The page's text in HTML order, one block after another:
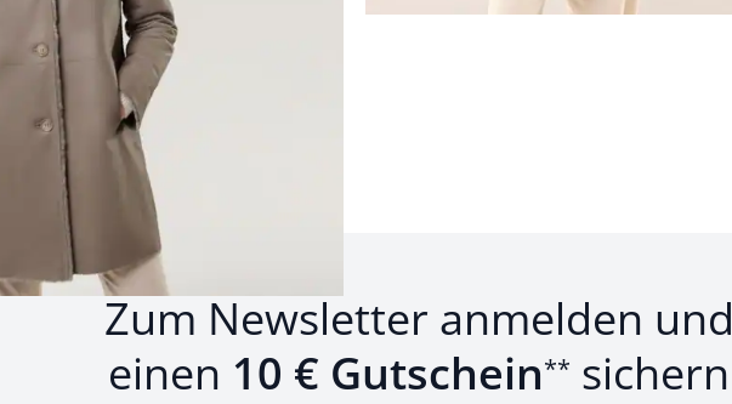
Zeige Produkte 1 bis 4 von 4.
Zum Newsletter anmelden und
einen 10 € Gutschein** sichern